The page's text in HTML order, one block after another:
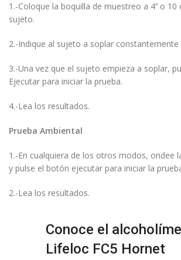
1.-Coloque la boquilla de muestreo a 4’’ o
sujeto.
2.-Indique al sujeto a soplar constantemente
3.-Una vez que el sujeto empieza a soplar,
Ejecutar para iniciar la prueba.
4.-Lea los resultados.
Prueba Ambiental
1.-En cualquiera de los otros modos, ondee
y pulse el botón ejecutar para iniciar la
2.-Lea los resultados.
Conoce el
Lifeloc FC5 Hornet